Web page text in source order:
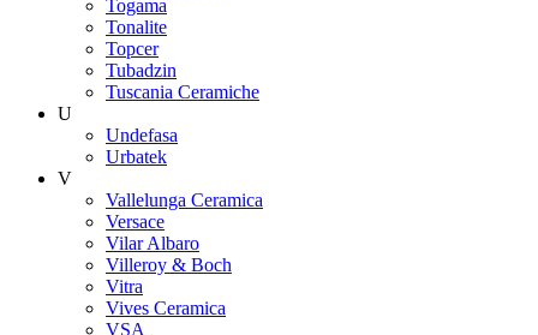
Togama
Tonalite
Topcer
Tubadzin
Tuscania Ceramiche
U
Undefasa
Urbatek
V
Vallelunga Ceramica
Versace
Vilar Albaro
Villeroy & Boch
Vitra
Vives Ceramica
VSA